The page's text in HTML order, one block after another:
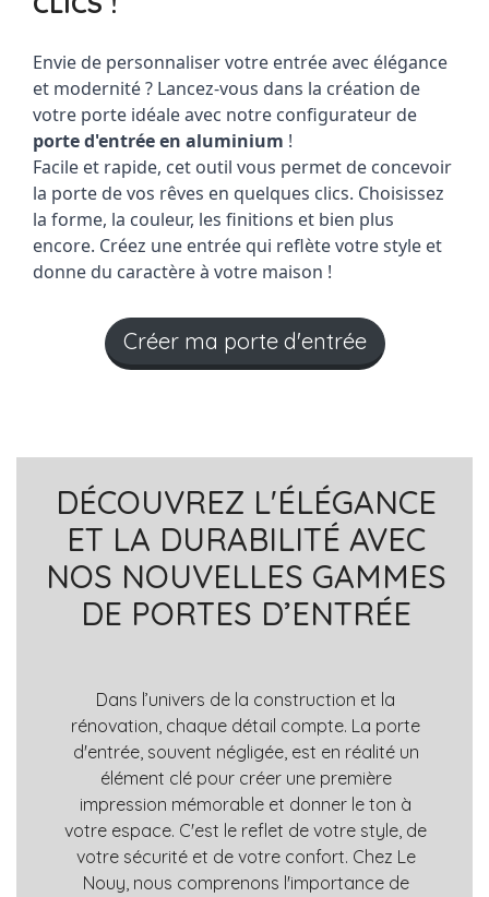
Envie de personnaliser votre entrée avec élégance
et modernité ? Lancez-vous dans la création de
votre porte idéale avec notre
porte d'entrée en aluminium !
Facile et rapide, cet outil vous permet de concevoir
la porte de vos rêves en quelques clics. Choisissez
la forme, la couleur, les finitions et bien plus
encore. Créez une entrée qui reflète votre style et
donne du caractère à votre maison !
Créer ma porte d'entrée
DÉCOUVREZ L'ÉLÉGANCE
ET LA DURABILITÉ AVEC
NOS NOUVELLES GAMMES
DE PORTES D’ENTRÉE
Dans l’univers de la construction et la
rénovation, chaque détail compte. La porte
d'entrée, souvent négligée, est en réalité un
élément clé pour créer une première
impression mémorable et donner le ton à
votre espace. C'est le reflet de votre style, de
votre sécurité et de votre confort. Chez Le
Nouy, nous comprenons l'importance de